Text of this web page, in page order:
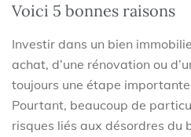
Voici 5 bonnes raisons
Investir dans un bien
achat, d’une rénovation ou
toujours une étape
Pourtant, beaucoup de
risques liés aux désordres du